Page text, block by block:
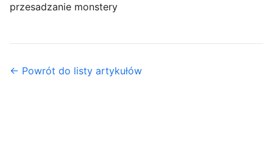
przesadzanie monstery
← Powrót do listy artykułów